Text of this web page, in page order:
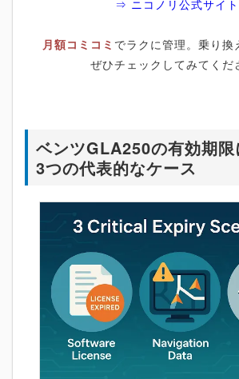
⇒ ニコノリ公式サイト
月額コミコミ でラクに管理。乗り換
ぜひチェックしてみてくだ
ベンツGLA250の有効期限
3つの代表的なケース